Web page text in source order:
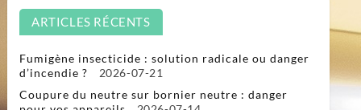
ARTICLES RÉCENTS
Fumigène insecticide : solution radicale ou danger
d’incendie ?
2026-07-21
Coupure du neutre sur bornier neutre : danger